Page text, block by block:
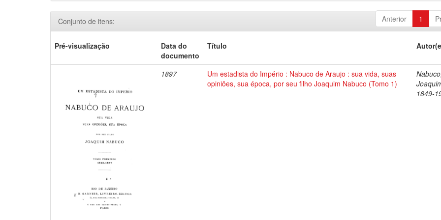
Anterior 1
Conjunto de itens:
Pré-visualização
Data do
documento
Título
1897
Um estadista do Império : Nabuco de Araujo : sua vida, suas
opiniões, sua época, por seu filho Joaquim Nabuco (Tomo 1)
Nabuco,
1849-